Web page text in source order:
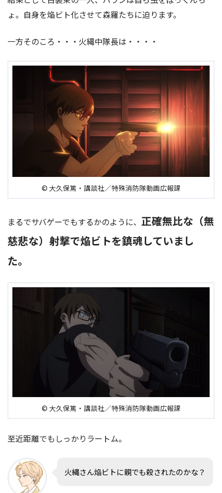
ょ。自身を焔ビト化させて森羅たちに迫ります。
一方そのころ・・・火縄中隊長は・・・・
© 大久保篤・講談社／特殊消防隊動画広報課
まるでサバゲーでもするかのように、 正確無比な（無
慈悲な）射撃で焔ビトを鎮魂していまし
た。
© 大久保篤・講談社／特殊消防隊動画広報課
至近距離でもしっかりラートム。
火縄さん焔ビトに親でも殺されたのかな？